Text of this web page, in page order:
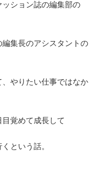
ション誌の編集部の
集長のアシスタントの
やりたい仕事ではなか
覚めて成長して
という話。